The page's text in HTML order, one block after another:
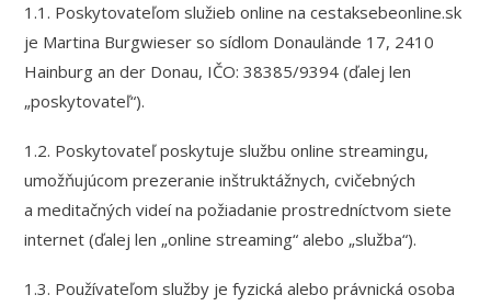
1.1. Poskytovateľom služieb online na cestaksebeonline.sk
je Martina Burgwieser so sídlom Donaulände 17, 2410
Hainburg an der Donau, IČO: 38385/9394 (ďalej len
„poskytovateľ“).
1.2. Poskytovateľ poskytuje službu online streamingu,
umožňujúcom prezeranie inštruktážnych, cvičebných
a meditačných videí na požiadanie prostredníctvom siete
internet (ďalej len „online streaming“ alebo „služba“).
1.3. Používateľom služby je fyzická alebo právnická osoba